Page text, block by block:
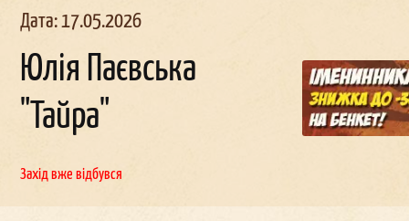
Дата: 17.05.2026
Юлія Паєвська
"Тайра"
Захід вже відбувся
в День
наро
д